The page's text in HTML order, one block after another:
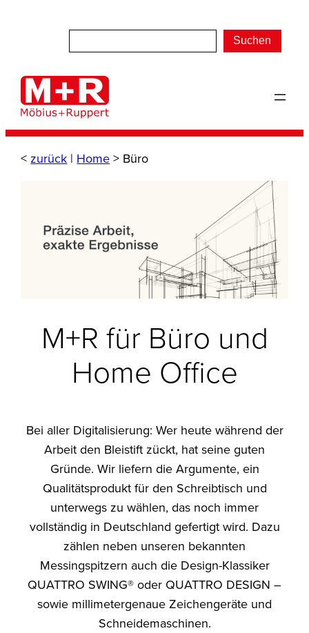
Suchen
< zurück | Home > Büro
M+R für Büro und
Home Office
Bei aller Digitalisierung: Wer heute während der
Arbeit den Bleistift zückt, hat seine guten
Gründe. Wir liefern die Argumente, ein
Qualitätsprodukt für den Schreibtisch und
unterwegs zu wählen, das noch immer
vollständig in Deutschland gefertigt wird. Dazu
zählen neben unseren bekannten
Messingspitzern auch die Design-Klassiker
QUATTRO SWING® oder QUATTRO DESIGN –
sowie millimetergenaue Zeichengeräte und
Schneidemaschinen.